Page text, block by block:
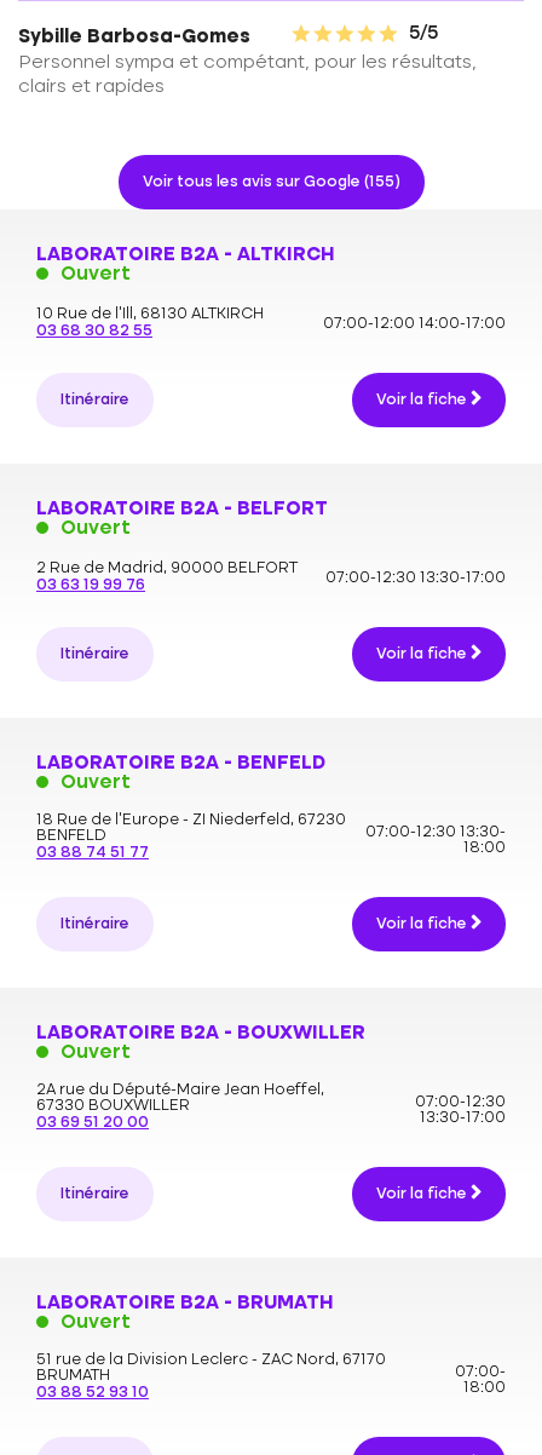
Sybille Barbosa-Gomes
5/5
Personnel sympa et compétant, pour les résultats,
clairs et rapides
Voir tous les avis sur Google (155)
LABORATOIRE B2A - ALTKIRCH
Ouvert
10 Rue de l'Ill, 68130 ALTKIRCH
03 68 30 82 55
07:00-12:00 14:00-17:00
Itinéraire Voir la fiche
LABORATOIRE B2A - BELFORT
Ouvert
2 Rue de Madrid, 90000 BELFORT
03 63 19 99 76
07:00-12:30 13:30-17:00
Itinéraire Voir la fiche
LABORATOIRE B2A - BENFELD
Ouvert
18 Rue de l'Europe - ZI Niederfeld, 67230
BENFELD
03 88 74 51 77
07:00-12:30
13:30-
18:00
Itinéraire Voir la fiche
LABORATOIRE B2A - BOUXWILLER
Ouvert
2A rue du Député-Maire Jean Hoeffel,
67330 BOUXWILLER
03 69 51 20 00
07:00-12:30
13:30-17:00
Itinéraire Voir la fiche
LABORATOIRE B2A - BRUMATH
Ouvert
51 rue de la Division Leclerc - ZAC Nord, 67170
BRUMATH
03 88 52 93 10
07:00-
18:00